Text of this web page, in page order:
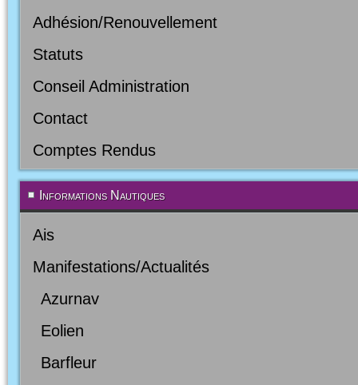
Adhésion/Renouvellement
Statuts
Conseil Administration
Contact
Comptes Rendus
Informations Nautiques
Ais
Manifestations/Actualités
Azurnav
Eolien
Barfleur